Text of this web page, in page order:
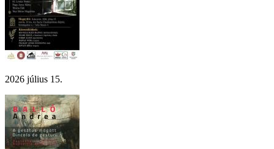
2026 július 15.